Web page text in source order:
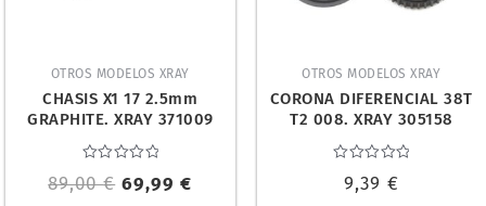
OTROS MODELOS XRAY
CHASIS X1 17 2.5mm
GRAPHITE. XRAY 371009
con
89,00€ 69,99€
OTROS MODELOS XRAY
CORONA DIFERENCIAL 38T
T2 008. XRAY 305158
con
9,39 €